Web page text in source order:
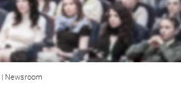
| Newsroom